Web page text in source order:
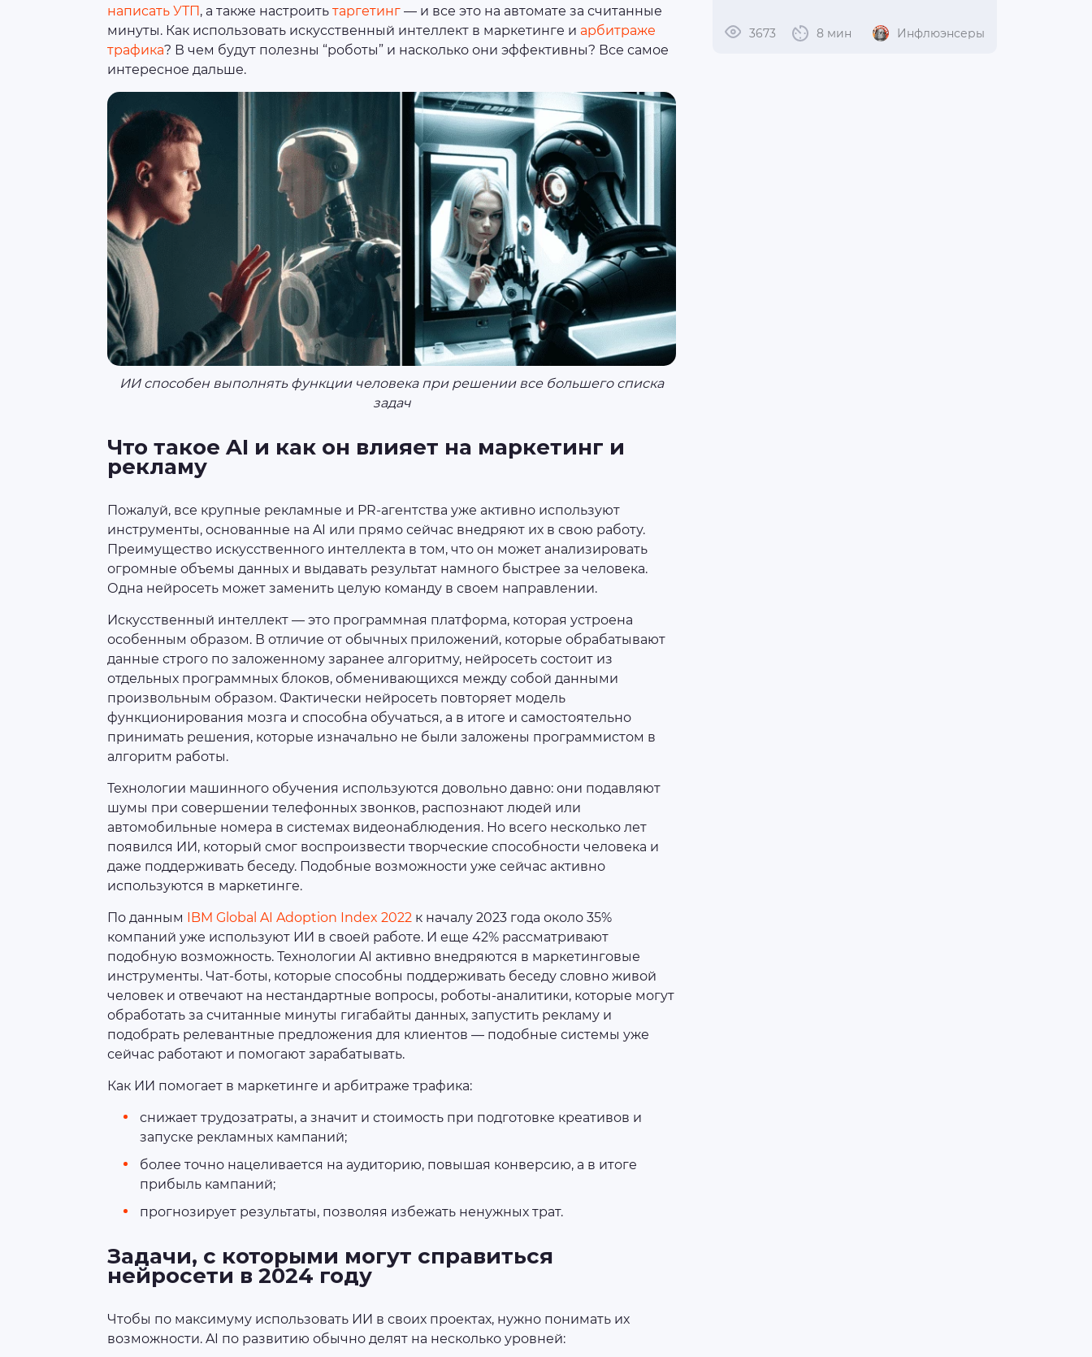
написать УТП, а также настроить таргетинг — и все это на автомате за считанные
минуты. Как использовать искусственный интеллект в маркетинге и арбитраже
трафика? В чем будут полезны “роботы” и насколько они эффективны? Все самое
интересное дальше.
ИИ способен выполнять функции человека при решении все большего списка
задач
Что такое AI и как он влияет на маркетинг и
рекламу
Пожалуй, все крупные рекламные и PR-агентства уже активно используют
инструменты, основанные на AI или прямо сейчас внедряют их в свою работу.
Преимущество искусственного интеллекта в том, что он может анализировать
огромные объемы данных и выдавать результат намного быстрее за человека.
Одна нейросеть может заменить целую команду в своем направлении.
Искусственный интеллект — это программная платформа, которая устроена
особенным образом. В отличие от обычных приложений, которые обрабатывают
данные строго по заложенному заранее алгоритму, нейросеть состоит из
отдельных программных блоков, обменивающихся между собой данными
произвольным образом. Фактически нейросеть повторяет модель
функционирования мозга и способна обучаться, а в итоге и самостоятельно
принимать решения, которые изначально не были заложены программистом в
алгоритм работы.
Технологии машинного обучения используются довольно давно: они подавляют
шумы при совершении телефонных звонков, распознают людей или
автомобильные номера в системах видеонаблюдения. Но всего несколько лет
появился ИИ, который смог воспроизвести творческие способности человека и
даже поддерживать беседу. Подобные возможности уже сейчас активно
используются в маркетинге.
По данным IBM Global AI Adoption Index 2022 к началу 2023 года около 35%
компаний уже используют ИИ в своей работе. И еще 42% рассматривают
подобную возможность. Технологии AI активно внедряются в маркетинговые
инструменты. Чат-боты, которые способны поддерживать беседу словно живой
человек и отвечают на нестандартные вопросы, роботы-аналитики, которые могут
обработать за считанные минуты гигабайты данных, запустить рекламу и
подобрать релевантные предложения для клиентов — подобные системы уже
сейчас работают и помогают зарабатывать.
Как ИИ помогает в маркетинге и арбитраже трафика:
снижает трудозатраты, а значит и стоимость при подготовке креативов и
запуске рекламных кампаний;
более точно нацеливается на аудиторию, повышая конверсию, а в итоге
прибыль кампаний;
прогнозирует результаты, позволяя избежать ненужных трат.
Задачи, с которыми могут справиться
нейросети в 2024 году
Чтобы по максимуму использовать ИИ в своих проектах, нужно понимать их
возможности. AI по развитию обычно делят на несколько уровней:
3673 8 мин Инфлюэнсеры